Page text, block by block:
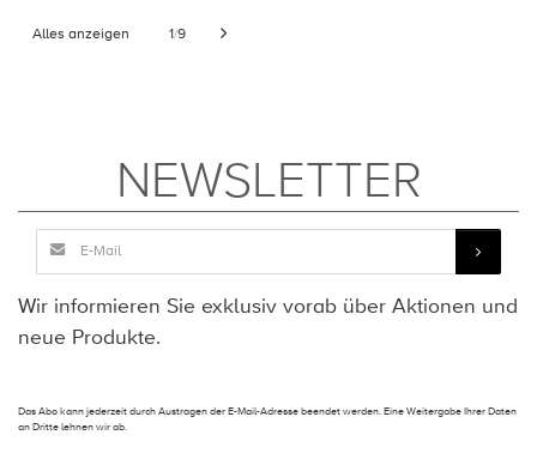
Alles anzeigen 1/9
NEWSLETTER
Wir informieren Sie exklusiv vorab über Aktionen und
neue Produkte.
Das Abo kann jederzeit durch Austragen der E-Mail-Adresse beendet werden. Eine Weitergabe Ihrer Daten
an Dritte lehnen wir ab.